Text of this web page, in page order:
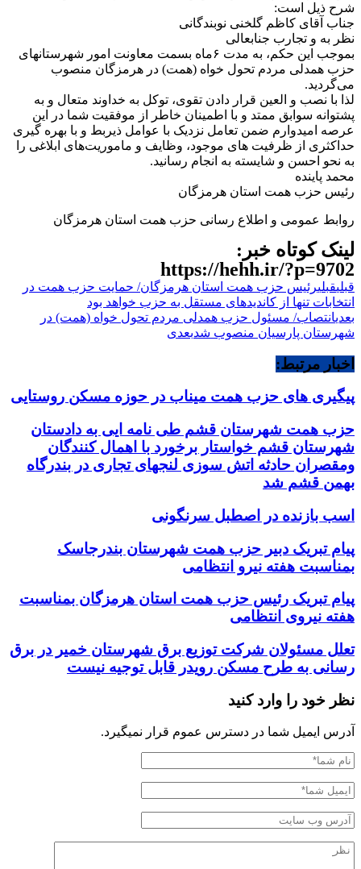
شرح ذیل است:
جناب آقای کاظم گلخنی نوبندگانی
نظر به و تجارب جنابعالی
بموجب این حکم، به مدت ۶ماه بسمت معاونت امور شهرستانهای
حزب همدلی مردم تحول خواه (همت) در هرمزگان منصوب
می‌گردید.
لذا با نصب و العین قرار دادن تقوی، توکل به خداوند متعال و به
پشتوانه سوابق ممتد و با اطمینان خاطر از موفقیت شما در این
عرصه امیدوارم ضمن تعامل نزدیک با عوامل ذیربط و با بهره گیری
حداکثری از ظرفیت های موجود، وظایف و ماموریت‌های ابلاغی را
به نحو احسن و شایسته به انجام رسانید.
محمد پاینده
رئیس حزب همت استان هرمزگان
روابط عمومی و اطلاع رسانی حزب همت استان هرمزگان
لینک کوتاه خبر:
https://hehh.ir/?p=9702
قبلیقبلیرئیس حزب همت استان هرمزگان/ حمایت حزب همت در
انتخابات تنها از کاندیدهای مستقل به حزب خواهد بود
بعدیانتصاب/ مسئول حزب همدلی مردم تحول خواه (همت) در
شهرستان پارسیان منصوب شدبعدی
اخبار مرتبط:
پیگیری های حزب همت میناب در حوزه مسکن روستایی
حزب همت شهرستان قشم طی نامه ایی به دادستان
شهرستان قشم خواستار برخورد با اهمال کنندگان
ومقصران حادثه اتش سوزی لنجهای تجاری در بندرگاه
بهمن قشم شد
اسب بازنده در اصطبل سرنگونی
پیام تبریک دبیر حزب همت شهرستان بندرجاسک
بمناسبت هفته نیرو انتظامی
پیام تبریک رئیس حزب همت استان هرمزگان بمناسبت
هفته نیروی انتظامی
تعلل مسئولان شرکت توزیع برق شهرستان خمیر در برق
رسانی به طرح مسکن رویدر قابل توجیه نیست
نظر خود را وارد کنید
آدرس ایمیل شما در دسترس عموم قرار نمیگیرد.